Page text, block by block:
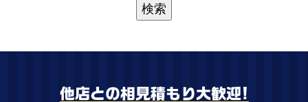
他店との相見積もり大歓迎!